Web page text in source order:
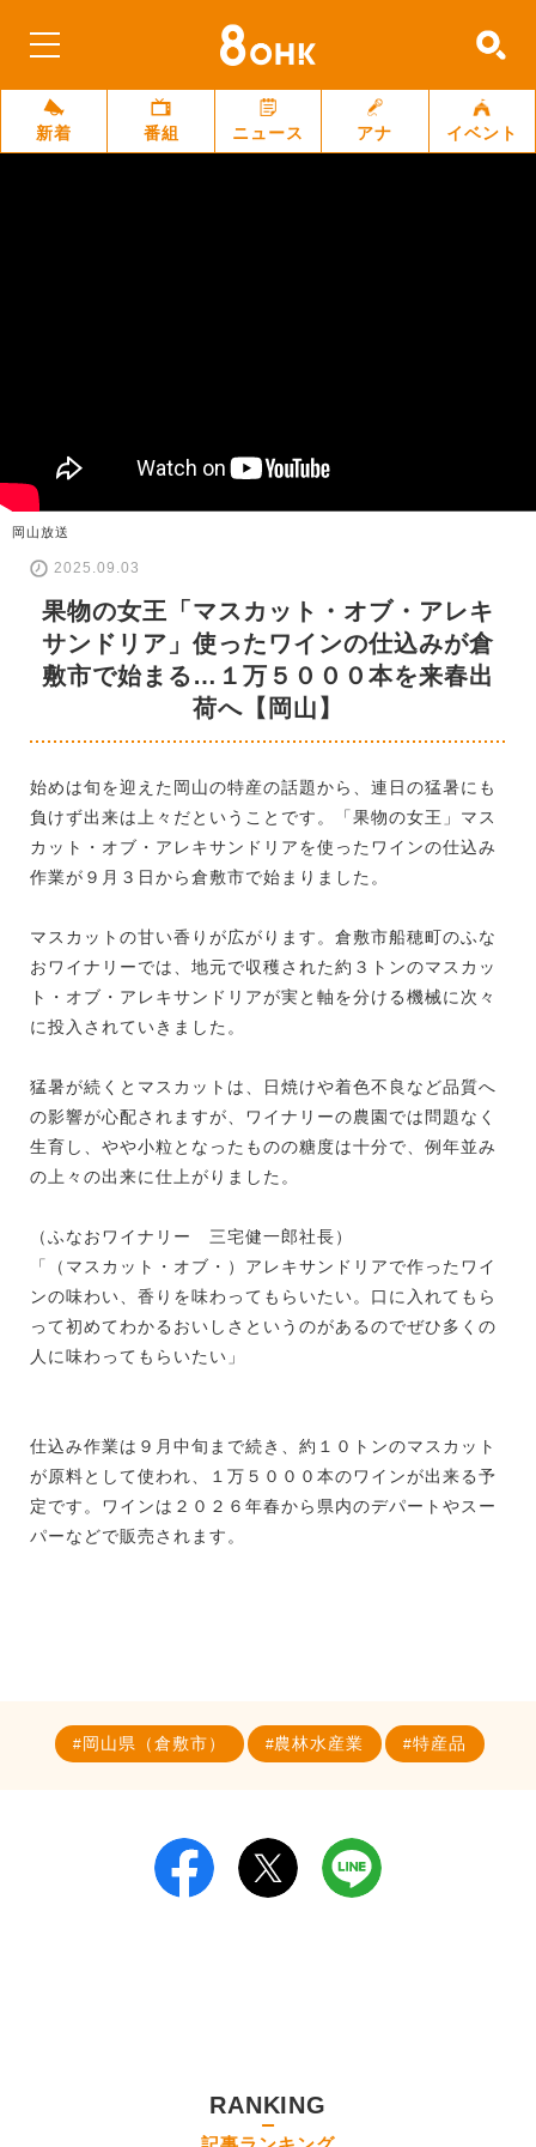
新着 番組 ニュース アナ イベント
岡山放送
2025.09.03
果物の女王「マスカット・オブ・アレキ
サンドリア」使ったワインの仕込みが倉
敷市で始まる…１万５０００本を来春出
荷へ【岡山】
始めは旬を迎えた岡山の特産の話題から、連日の猛暑にも
負けず出来は上々だということです。「果物の女王」マス
カット・オブ・アレキサンドリアを使ったワインの仕込み
作業が９月３日から倉敷市で始まりました。
マスカットの甘い香りが広がります。倉敷市船穂町のふな
おワイナリーでは、地元で収穫された約３トンのマスカッ
ト・オブ・アレキサンドリアが実と軸を分ける機械に次々
に投入されていきました。
猛暑が続くとマスカットは、日焼けや着色不良など品質へ
の影響が心配されますが、ワイナリーの農園では問題なく
生育し、やや小粒となったものの糖度は十分で、例年並み
の上々の出来に仕上がりました。
（ふなおワイナリー 三宅健一郎社長）
「（マスカット・オブ・）アレキサンドリアで作ったワイ
ンの味わい、香りを味わってもらいたい。口に入れてもら
って初めてわかるおいしさというのがあるのでぜひ多くの
人に味わってもらいたい」
仕込み作業は９月中旬まで続き、約１０トンのマスカット
が原料として使われ、１万５０００本のワインが出来る予
定です。ワインは２０２６年春から県内のデパートやスー
パーなどで販売されます。
岡山県（倉敷市） 農林水産業 特産品
RANKING